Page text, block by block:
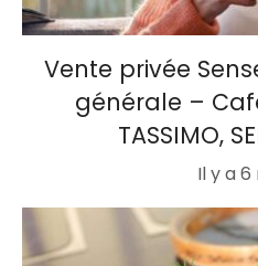
Vente privée
générale –
TASSIMO,
Il y a 6